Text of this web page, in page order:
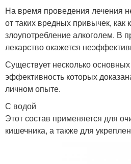
На время проведения лечения
от таких вредных привычек, как
злоупотребление алкоголем. В
лекарство окажется
Существует несколько
эффективность которых
личном опыте.
С водой
Этот состав применяется для
кишечника, а также для